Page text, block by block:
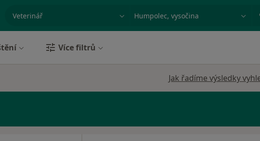
specializace, nemoc nebo příjmení Město nebo region
Více filtrů
Jak řadíme výsledky